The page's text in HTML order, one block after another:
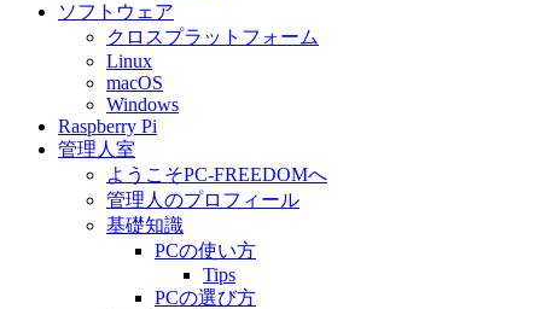
ソフトウェア
クロスプラットフォーム
Linux
macOS
Windows
Raspberry Pi
管理人室
ようこそPC-FREEDOMへ
管理人のプロフィール
基礎知識
PCの使い方
Tips
PCの選び方